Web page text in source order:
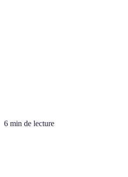
6 min de lecture